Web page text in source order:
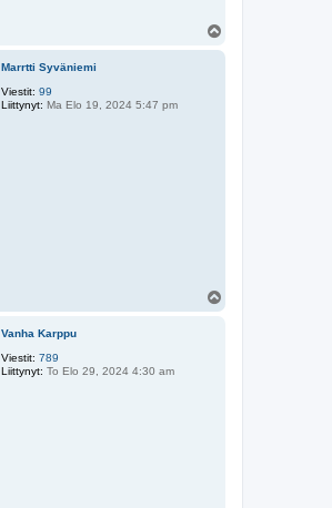
Marrtti Syväniemi
Viestit: 99
Liittynyt: Ma Elo 19, 2024 5:47 pm
Vanha Karppu
Viestit: 789
Liittynyt: To Elo 29, 2024 4:30 am